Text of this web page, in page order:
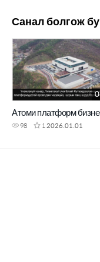
Санал болгож
Атоми платформ
98 12026.01.01